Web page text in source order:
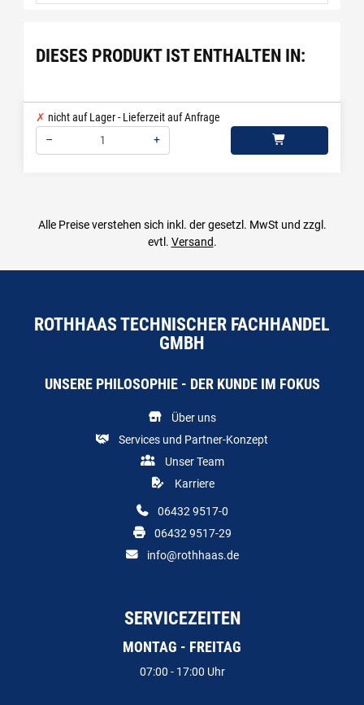
DIESES PRODUKT IST ENTHALTEN IN:
nicht auf Lager - Lieferzeit auf Anfrage
–
+
Alle Preise verstehen sich inkl. der gesetzl. MwSt und zzgl.
evtl. Versand.
ROTHHAAS TECHNISCHER FACHHANDEL
GMBH
UNSERE PHILOSOPHIE - DER KUNDE IM FOKUS
Über uns
Services und Partner-Konzept
Unser Team
Karriere
06432 9517-0
06432 9517-29
info@rothhaas.de
SERVICEZEITEN
MONTAG - FREITAG
07:00 - 17:00 Uhr